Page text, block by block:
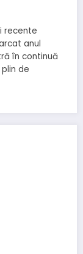
recente
anul
în continuă
de